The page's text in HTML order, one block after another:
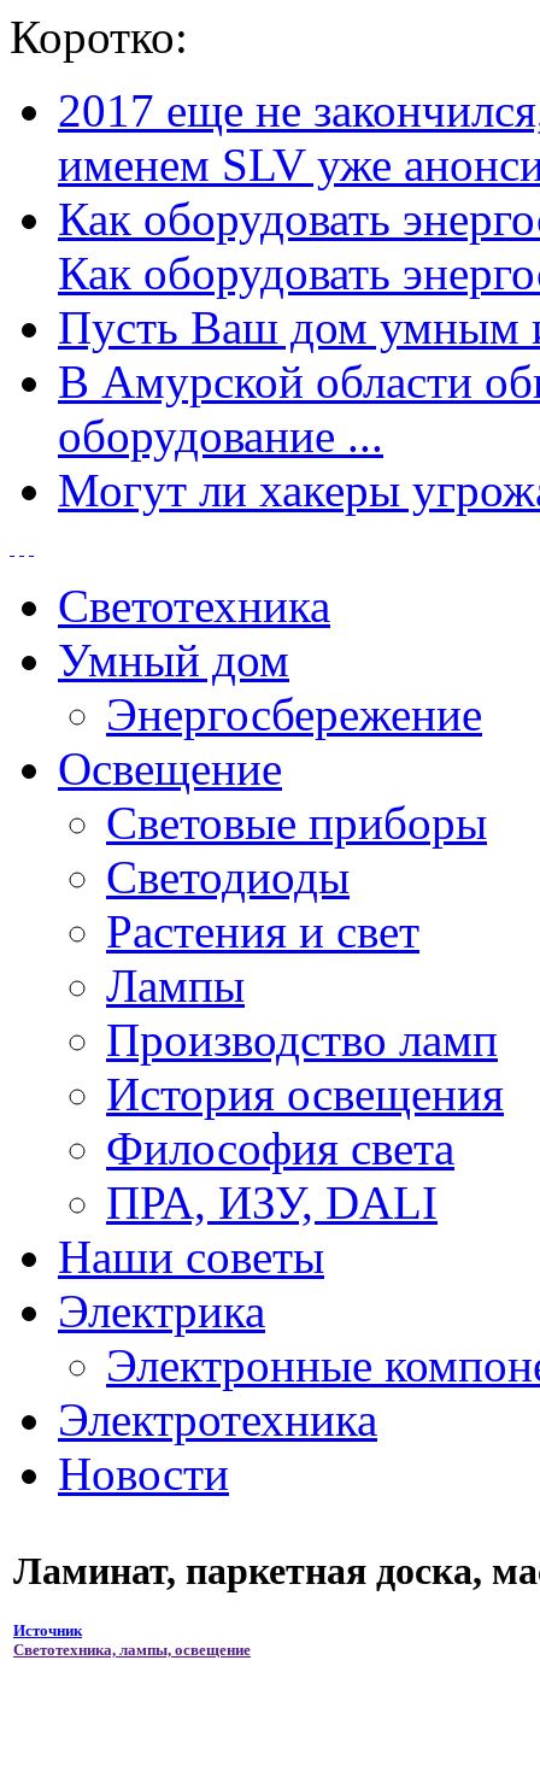
Коротко:
2017 еще не
именем SLV уже
Как оборудовать
Как оборудовать
Пусть Ваш дом умным
В Амурской области
оборудование ...
Могут ли хакеры
Светотехника
Умный дом
Энергосбережение
Освещение
Световые приборы
Светодиоды
Растения и свет
Лампы
Производство ламп
История освещения
Философия света
ПРА, ИЗУ, DALI
Наши советы
Электрика
Электронные
Электротехника
Новости
Ламинат, паркетная доска,
Источник
Светотехника, лампы, освещение